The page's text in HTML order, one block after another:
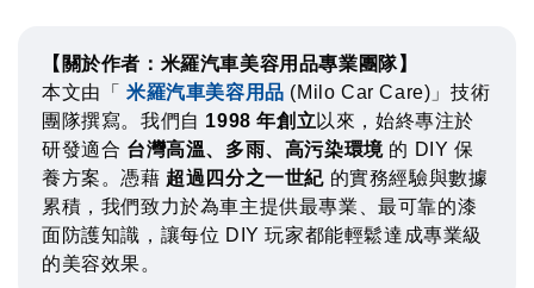
【關於作者：米羅汽車美容用品專業團隊】
本文由「 米羅汽車美容用品 (Milo Car Care)」技術
團隊撰寫。我們自 1998 年創立 以來，始終專注於
研發適合 台灣高溫、多雨、高污染環境的 DIY 保
養方案。憑藉 超過四分之一世紀 的實務經驗與數據
累積，我們致力於為車主提供最專業、最可靠的漆
面防護知識，讓每位 DIY 玩家都能輕鬆達成專業級
的美容效果。